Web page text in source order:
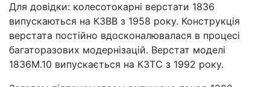
Для довідки: колесотокарні верстати 1836
випускаються на КЗВВ з 1958 року. Конструкція
верстата постійно вдосконалювалася в процесі
багаторазових модернізацій. Верстат моделі
1836М.10 випускається на КЗТС з 1992 року.